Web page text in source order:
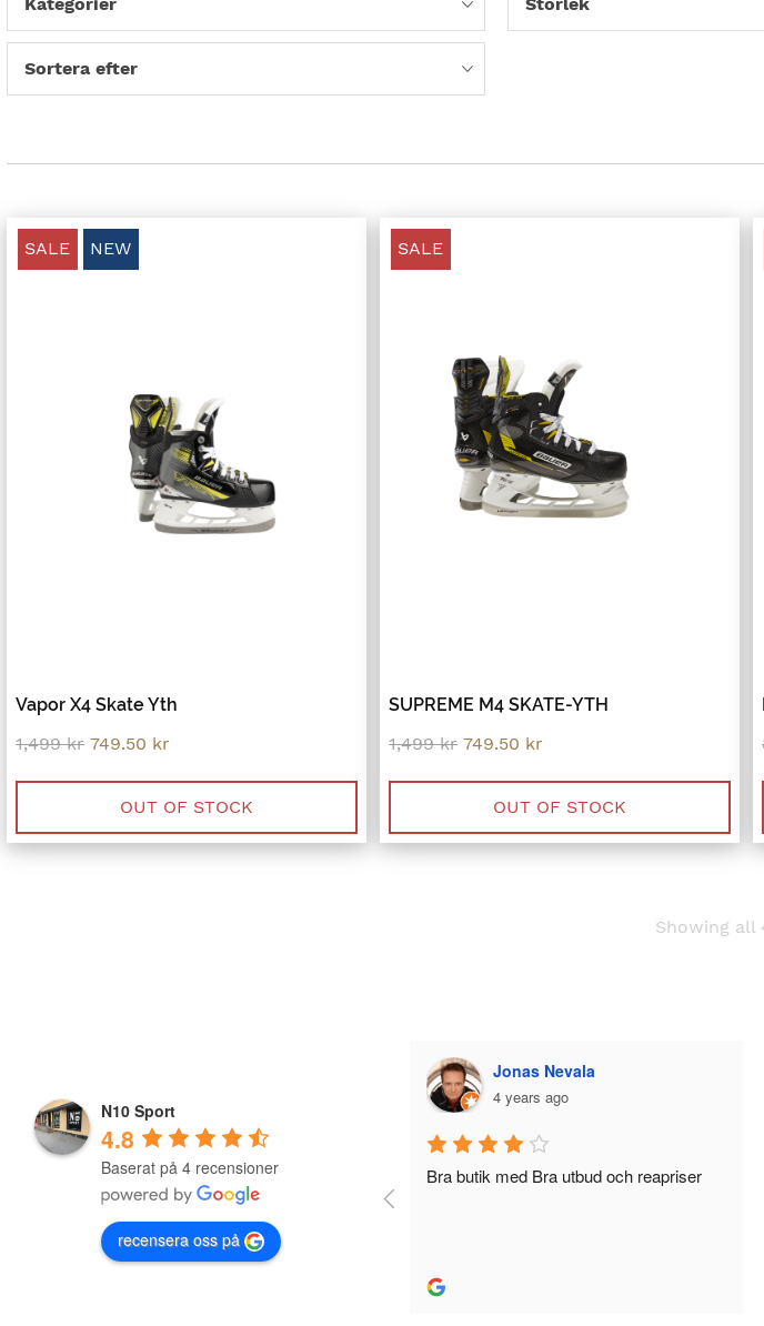
Sortera efter
SALE NEW
Vapor X4 Skate Yth
1,499kr Original
was:
1,499 kr.
749.50 kr
is:
749.50 kr.
OUT OF STOCK
SALE
SUPREME M4 SKATE-YTH
1,499kr Original
was:
1,499 kr.
749.50 kr
is:
749.50 kr.
OUT OF STOCK
Showing all
N10 Sport
4.8
Baserat på 4 recensioner
recensera oss på
Bra butik med Bra utbud och reapriser
Wilgot Dahl
4 years ago